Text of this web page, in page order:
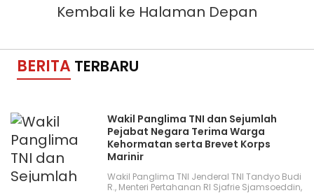
Kembali ke Halaman Depan
BERITA TERBARU
Wakil Panglima TNI dan Sejumlah
Pejabat Negara Terima Warga
Kehormatan serta Brevet Korps
Marinir
Wakil Panglima TNI Jenderal TNI Tandyo Budi
R., Menteri Pertahanan RI Sjafrie Sjamsoeddin,